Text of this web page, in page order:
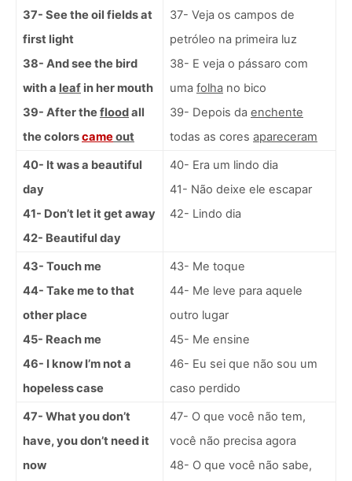
37- See the oil fields at
first light
38- And see the bird
with a leaf in her mouth
39- After the floodall
the colorscameout
37- Veja os campos de
petróleo na primeira luz
38- E veja o pássaro com
uma folha no bico
39- Depois da enchente
todas as cores apareceram
40- It was a beautiful
day
41- Don’t let it get away
42- Beautiful day
40- Era um lindo dia
41- Não deixe ele escapar
42- Lindo dia
43- Touch me
44- Take me to that
other place
45- Reach me
46- I know I’m not a
hopeless case
43- Me toque
44- Me leve para aquele
outro lugar
45- Me ensine
46- Eu sei que não sou um
caso perdido
47- What you don’t
have, you don’t need it
now
47- O que você não tem,
você não precisa agora
48- O que você não sabe,